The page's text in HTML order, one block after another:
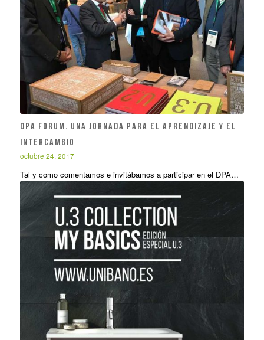
DPA Forum. Una jornada para el aprendizaje y el
intercambio
octubre 24, 2017
Tal y como comentamos e invitábamos a participar en el DPA…